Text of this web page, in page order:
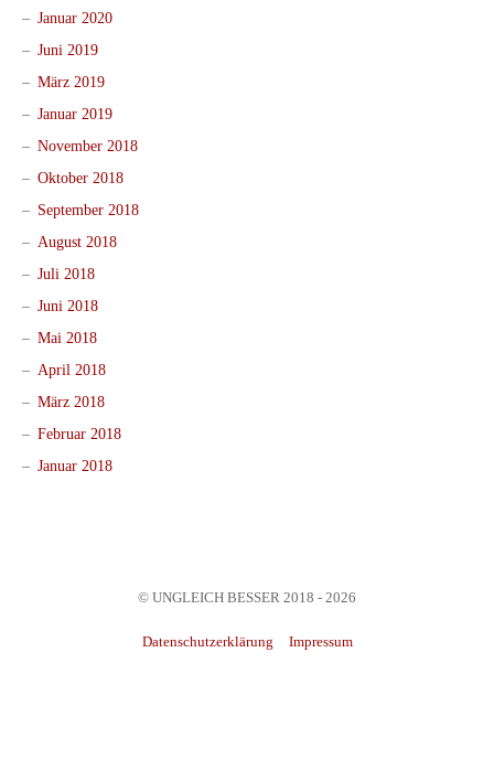
Januar 2020
Juni 2019
März 2019
Januar 2019
November 2018
Oktober 2018
September 2018
August 2018
Juli 2018
Juni 2018
Mai 2018
April 2018
März 2018
Februar 2018
Januar 2018
© UNGLEICH BESSER 2018 - 2026
Datenschutzerklärung Impressum